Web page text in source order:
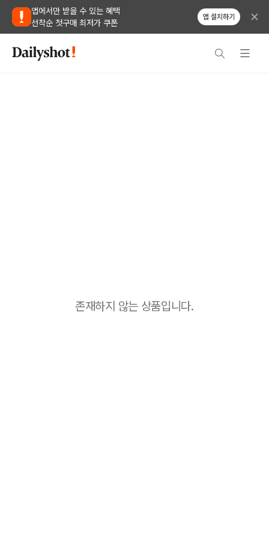
앱에서만 받을 수 있는 혜택
선착순 첫구매 최저가 쿠폰
앱 설치하기
존재하지 않는 상품입니다.